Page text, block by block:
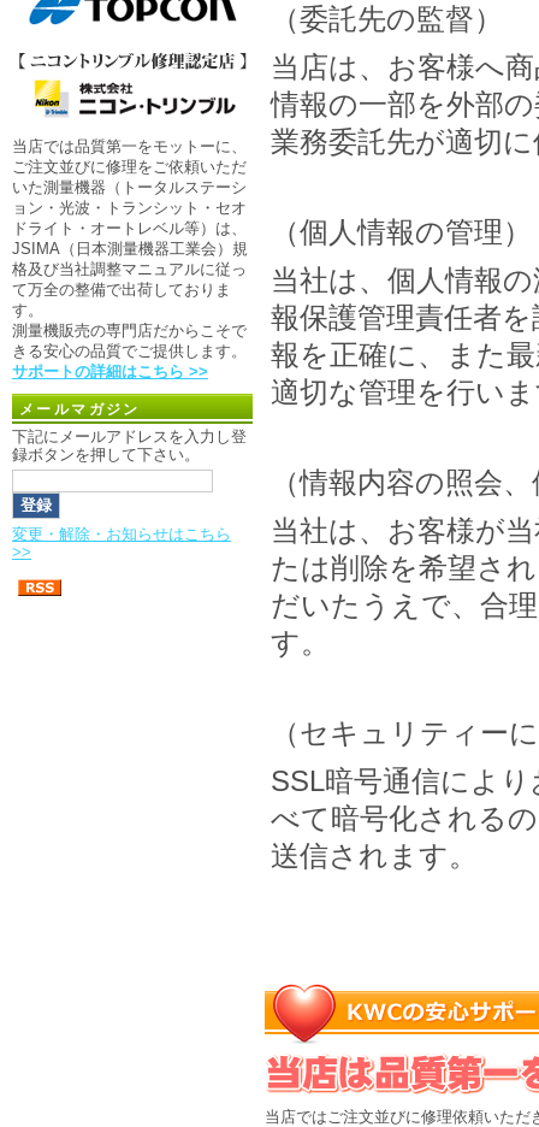
当店では品質第一をモットーに、
ご注文並びに修理をご依頼いただ
いた測量機器（トータルステーシ
ョン・光波・トランシット・セオ
ドライト・オートレベル等）は、
JSIMA（日本測量機器工業会）規
格及び当社調整マニュアルに従っ
て万全の整備で出荷しておりま
す。
測量機販売の専門店だからこそで
きる安心の品質でご提供します。
サポートの詳細はこちら >>
メールマガジン
下記にメールアドレスを入力し登
録ボタンを押して下さい。
変更・解除・お知らせはこちら
>>
（委託先の監督）
当店は、お客様へ
情報の一部を外部
業務委託先が適切
（個人情報の管理）
当社は、個人情報
報保護管理責任者
報を正確に、また
適切な管理を行い
（情報内容の照会
当社は、お客様が
たは削除を希望さ
だいたうえで、合
す。
（セキュリティー
SSL暗号通信によ
べて暗号化される
送信されます。
当店ではご注文並びに修理依頼いただ